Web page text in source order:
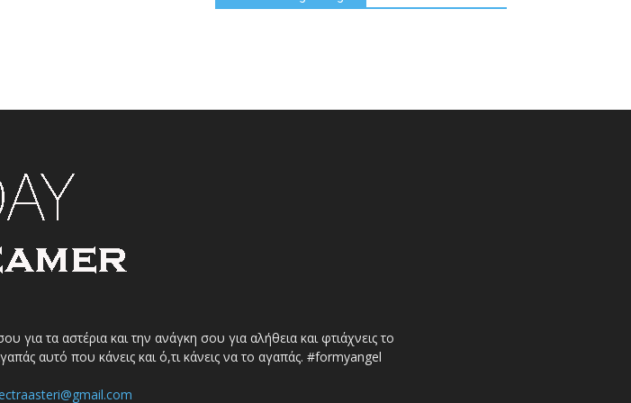
τα αστέρια και την ανάγκη σου για αλήθεια και φτιάχνεις το
αυτό που κάνεις και ό,τι κάνεις να το αγαπάς. #formyangel